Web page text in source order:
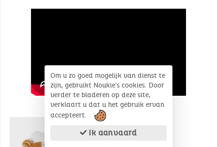
SOORTGELIJKE PRODUCTEN
Om u zo goed mogelijk van dienst te
zijn, gebruikt Noukie's cookies. Door
verder te bladeren op deze site,
verklaart u dat u het gebruik ervan
accepteert.
Ik aanvaard